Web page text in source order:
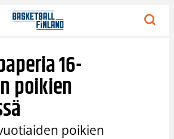
16-
poikien
poikien